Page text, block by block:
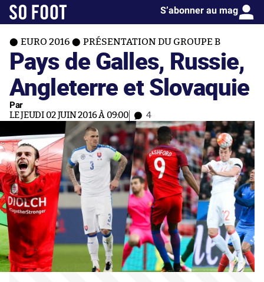
S’abonner au mag
EURO 2016 PRÉSENTATION DU GROUPE B
Pays de Galles, Russie,
Angleterre et Slovaquie
Par
LE JEUDI 02 JUIN 2016 À 09:00 4